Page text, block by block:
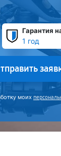
Гарантия
1 год
моих